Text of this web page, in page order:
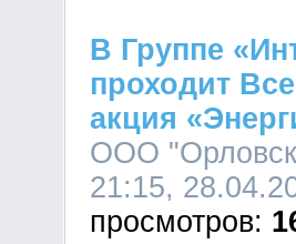
В Группе
проходит
акция
ООО
21:15,